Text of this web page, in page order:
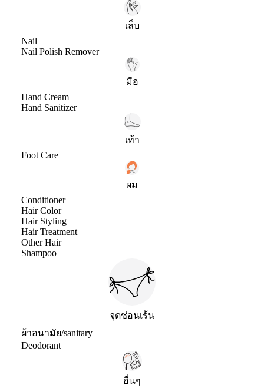
เล็บ
Nail
Nail Polish Remover
มือ
Hand Cream
Hand Sanitizer
เท้า
Foot Care
ผม
Conditioner
Hair Color
Hair Styling
Hair Treatment
Other Hair
Shampoo
จุดซ่อนเร้น
ผ้าอนามัย/sanitary
Deodorant
อื่นๆ